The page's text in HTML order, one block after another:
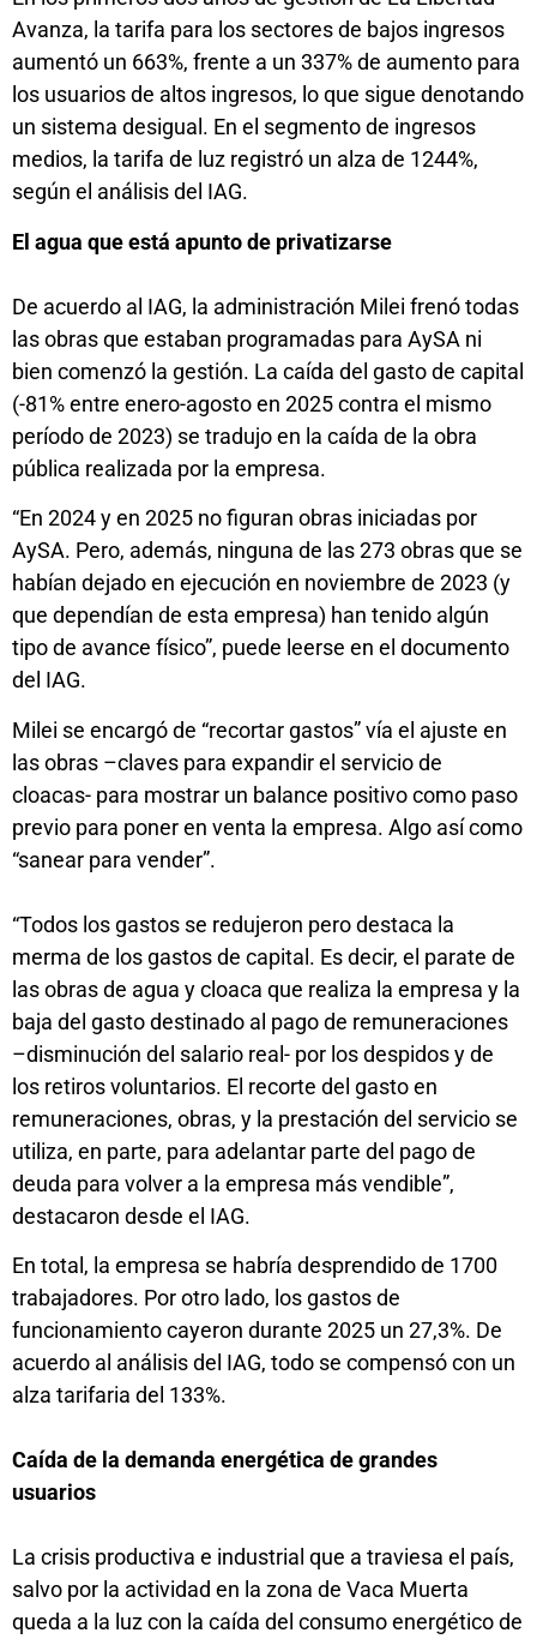
Avanza, la tarifa para los sectores de bajos ingresos
aumentó un 663%, frente a un 337% de aumento para
los usuarios de altos ingresos, lo que sigue denotando
un sistema desigual. En el segmento de ingresos
medios, la tarifa de luz registró un alza de 1244%,
según el análisis del IAG.
El agua que está apunto de privatizarse
De acuerdo al IAG, la administración Milei frenó todas
las obras que estaban programadas para AySA ni
bien comenzó la gestión. La caída del gasto de capital
(-81% entre enero-agosto en 2025 contra el mismo
período de 2023) se tradujo en la caída de la obra
pública realizada por la empresa.
“En 2024 y en 2025 no figuran obras iniciadas por
AySA. Pero, además, ninguna de las 273 obras que se
habían dejado en ejecución en noviembre de 2023 (y
que dependían de esta empresa) han tenido algún
tipo de avance físico”, puede leerse en el documento
del IAG.
Milei se encargó de “recortar gastos” vía el ajuste en
las obras –claves para expandir el servicio de
cloacas- para mostrar un balance positivo como paso
previo para poner en venta la empresa. Algo así como
“sanear para vender”.
“Todos los gastos se redujeron pero destaca la
merma de los gastos de capital. Es decir, el parate de
las obras de agua y cloaca que realiza la empresa y la
baja del gasto destinado al pago de remuneraciones
–disminución del salario real- por los despidos y de
los retiros voluntarios. El recorte del gasto en
remuneraciones, obras, y la prestación del servicio se
utiliza, en parte, para adelantar parte del pago de
deuda para volver a la empresa más vendible”,
destacaron desde el IAG.
En total, la empresa se habría desprendido de 1700
trabajadores. Por otro lado, los gastos de
funcionamiento cayeron durante 2025 un 27,3%. De
acuerdo al análisis del IAG, todo se compensó con un
alza tarifaria del 133%.
Caída de la demanda energética de grandes
usuarios
La crisis productiva e industrial que a traviesa el país,
salvo por la actividad en la zona de Vaca Muerta
queda a la luz con la caída del consumo energético de